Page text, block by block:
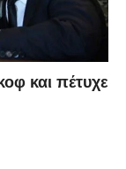
και πέτυχε